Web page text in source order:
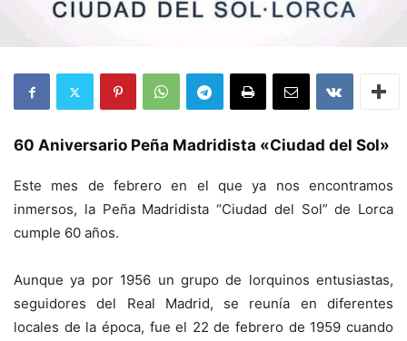
60 Aniversario Peña Madridista «Ciudad del Sol»
Este mes de febrero en el que ya nos encontramos
inmersos, la Peña Madridista “Ciudad del Sol” de Lorca
cumple 60 años.
Aunque ya por 1956 un grupo de lorquinos entusiastas,
seguidores del Real Madrid, se reunía en diferentes
locales de la época, fue el 22 de febrero de 1959 cuando